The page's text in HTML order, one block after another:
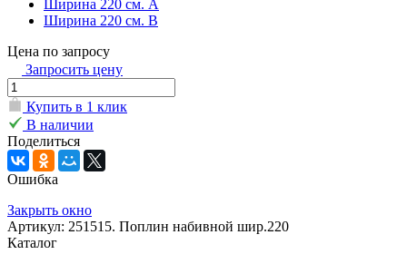
Ширина 220 см. А
Ширина 220 см. В
Цена по запросу
Запросить цену
Купить в 1 клик
В наличии
Поделиться
Ошибка
Закрыть окно
Артикул: 251515. Поплин набивной шир.220
Каталог